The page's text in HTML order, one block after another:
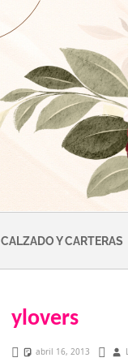
CALZADO Y CARTERAS
ylovers
abril 16, 2013